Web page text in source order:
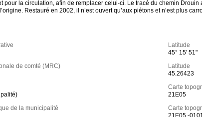
la circulation, afin de remplacer celui-ci. Le tracé du chemin
Restauré en 2002, il n’est ouvert qu’aux piétons et n’est plus
de comté (MRC)
de la municipalité
Latitude
45° 15' 51"
Latitude
45.26423
Carte
21E05
Carte
21E05 -0101